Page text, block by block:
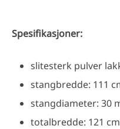
Spesifikasjoner:
slitesterk pulver
stangbredde: 111
stangdiameter: 30
totalbredde: 121 cm